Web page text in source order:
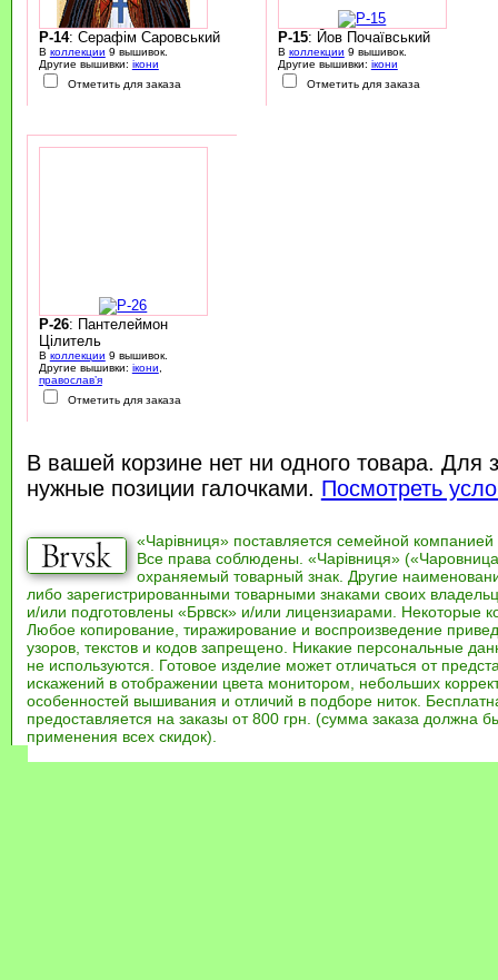
P-14: Серафім Саровський
В коллекции 9 вышивок.
Другие вышивки: ікони
Отметить для заказа
P-15: Йов Почаївський
В коллекции 9 вышивок.
Другие вышивки: ікони
Отметить для заказа
P-26: Пантелеймон
Цілитель
В коллекции 9 вышивок.
Другие вышивки: ікони,
православ’я
Отметить для заказа
В вашей корзине нет ни одного товара. Для
нужные позиции галочками. Посмотреть
«Чарівниця» поставляется семейной компанией
Все права соблюдены. «Чарівниця»
охраняемый товарный знак. Другие
либо зарегистрированными товарными знаками своих
и/или подготовлены «Брвск» и/или лицензиарами. Некоторые
Любое копирование, тиражирование и воспроизведение
узоров, текстов и кодов запрещено. Никакие персональные
не используются. Готовое изделие может отличаться от
искажений в отображении цвета монитором, небольших
особенностей вышивания и отличий в подборе ниток.
предоставляется на заказы от 800 грн. (сумма заказа должна
применения всех скидок).